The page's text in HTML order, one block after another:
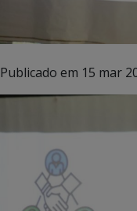
Publicado em 15 mar